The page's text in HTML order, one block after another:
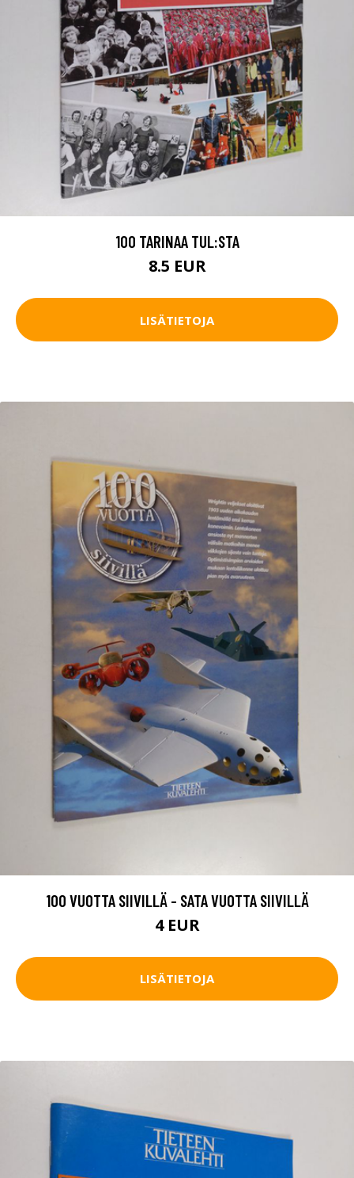
100 TARINAA TUL:STA
8.5 EUR
LISÄTIETOJA
100 VUOTTA SIIVILLÄ - SATA VUOTTA SIIVILLÄ
4 EUR
LISÄTIETOJA